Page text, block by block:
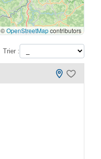
©OpenStreetMapcontributors
Trier :